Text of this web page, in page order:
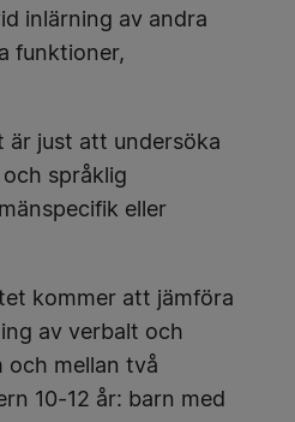
inlärning av andra
funktioner,
är just att undersöka
språklig
eller
kommer att jämföra
av verbalt och
och mellan två
10-12 år: barn med